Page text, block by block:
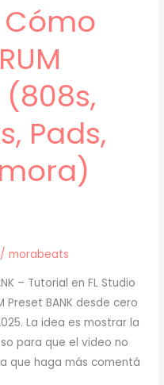
Cómo
(808s,
Pads,
/morabeats
– Tutorial en FL Studio
Preset BANK desde cero
La idea es mostrar la
para que el video no
que haga más comentá